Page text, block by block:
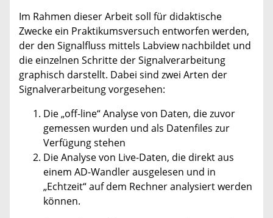
Im Rahmen dieser Arbeit soll für didaktische
Zwecke ein Praktikumsversuch entworfen werden,
der den Signalfluss mittels Labview nachbildet und
die einzelnen Schritte der Signalverarbeitung
graphisch darstellt. Dabei sind zwei Arten der
Signalverarbeitung vorgesehen:
Die „off-line“ Analyse von Daten, die zuvor
gemessen wurden und als Datenfiles zur
Verfügung stehen
Die Analyse von Live-Daten, die direkt aus
einem AD-Wandler ausgelesen und in
„Echtzeit“ auf dem Rechner analysiert werden
können.